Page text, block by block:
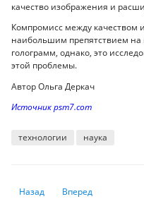
качество изображения и
Компромисс между качеством
наибольшим препятствием на
голограмм, однако, это
этой проблемы.
Автор Ольга Деркач
Источник psm7.com
технологии наука
Предыдущий: Как выглядят
Назад Следующий: Viber
Вперед